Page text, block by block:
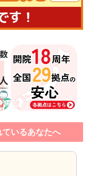
いるあなたへ